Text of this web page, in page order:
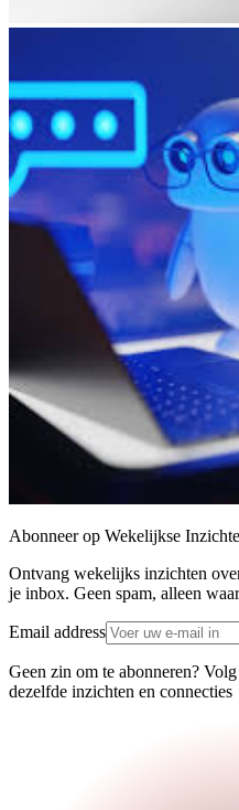
Abonneer op Wekelijkse
Ontvang wekelijks inzichten
je inbox. Geen spam, alleen
Email address
Geen zin om te abonneren?
dezelfde inzichten en connecties